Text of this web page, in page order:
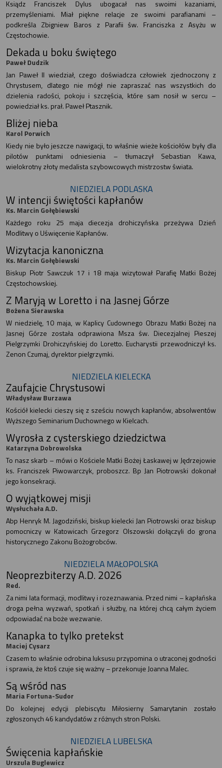
Ksiądz Franciszek Dylus ubogacał nas swoimi kazaniami,
przemyśleniami. Miał piękne relacje ze swoimi parafianami –
podkreśla Zbigniew Baros z Parafii św. Franciszka z Asyżu w
Częstochowie.
Dekada u boku świętego
Paweł Dudzik
Jan Paweł II wiedział, czego doświadcza człowiek zjednoczony z
Chrystusem, dlatego nie mógł nie zapraszać nas wszystkich do
dzielenia radości, pokoju i szczęścia, które sam nosił w sercu –
powiedział ks. prał. Paweł Ptasznik.
Bliżej nieba
Karol Porwich
Kiedy nie było jeszcze nawigacji, to właśnie wieże kościołów były dla
pilotów punktami odniesienia – tłumaczył Sebastian Kawa,
wielokrotny złoty medalista szybowcowych mistrzostw świata.
NIEDZIELA PODLASKA
W intencji świętości kapłanów
Ks. Marcin Gołębiewski
Każdego roku 25 maja diecezja drohiczyńska przeżywa Dzień
Modlitwy o Uświęcenie Kapłanów.
Wizytacja kanoniczna
Ks. Marcin Gołębiewski
Biskup Piotr Sawczuk 17 i 18 maja wizytował Parafię Matki Bożej
Częstochowskiej.
Z Maryją w Loretto i na Jasnej Górze
Bożena Sierawska
W niedzielę, 10 maja, w Kaplicy Cudownego Obrazu Matki Bożej na
Jasnej Górze została odprawiona Msza św. Diecezjalnej Pieszej
Pielgrzymki Drohiczyńskiej do Loretto. Eucharystii przewodniczył ks.
Zenon Czumaj, dyrektor pielgrzymki.
NIEDZIELA KIELECKA
Zaufajcie Chrystusowi
Władysław Burzawa
Kościół kielecki cieszy się z sześciu nowych kapłanów, absolwentów
Wyższego Seminarium Duchownego w Kielcach.
Wyrosła z cysterskiego dziedzictwa
Katarzyna Dobrowolska
To nasz skarb – mówi o Kościele Matki Bożej Łaskawej w Jędrzejowie
ks. Franciszek Piwowarczyk, proboszcz. Bp Jan Piotrowski dokonał
jego konsekracji.
O wyjątkowej misji
Wysłuchała A.D.
Abp Henryk M. Jagodziński, biskup kielecki Jan Piotrowski oraz biskup
pomocniczy w Katowicach Grzegorz Olszowski dołączyli do grona
historycznego Zakonu Bożogrobców.
NIEDZIELA MAŁOPOLSKA
Neoprezbiterzy A.D. 2026
Red.
Za nimi lata formacji, modlitwy i rozeznawania. Przed nimi – kapłańska
droga pełna wyzwań, spotkań i służby, na której chcą całym życiem
odpowiadać na boże wezwanie.
Kanapka to tylko pretekst
Maciej Cysarz
Czasem to właśnie odrobina luksusu przypomina o utraconej godności
i sprawia, że ktoś czuje się ważny – przekonuje Joanna Malec.
Są wśród nas
Maria Fortuna-Sudor
Do kolejnej edycji plebiscytu Miłosierny Samarytanin zostało
zgłoszonych 46 kandydatów z różnych stron Polski.
NIEDZIELA LUBELSKA
Święcenia kapłańskie
Urszula Buglewicz